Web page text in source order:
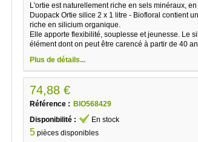
L'ortie est naturellement riche en sels minéraux,
Duopack Ortie silice 2 x 1 litre - Biofloral contient
riche en silicium organique.
Elle apporte flexibilité, souplesse et jeunesse. Le
élément dont on peut être carencé à partir de 40
Plus de détails...
74,88 €
Référence : BIO568429
Disponibilité :
En stock
5 pièces disponibles